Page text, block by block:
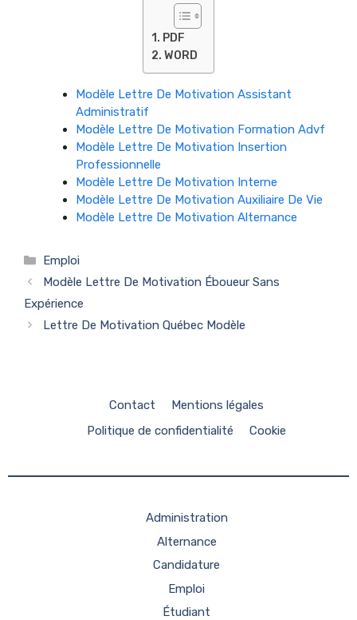
PDF
WORD
Modèle Lettre De Motivation Assistant
Administratif
Modèle Lettre De Motivation Formation Advf
Modèle Lettre De Motivation Insertion
Professionnelle
Modèle Lettre De Motivation Interne
Modèle Lettre De Motivation Auxiliaire De Vie
Modèle Lettre De Motivation Alternance
Catégories
Emploi
Modèle Lettre De Motivation Éboueur Sans
Expérience
Lettre De Motivation Québec Modèle
Contact
Mentions légales
Politique de confidentialité
Cookie
Administration
Alternance
Candidature
Emploi
Étudiant